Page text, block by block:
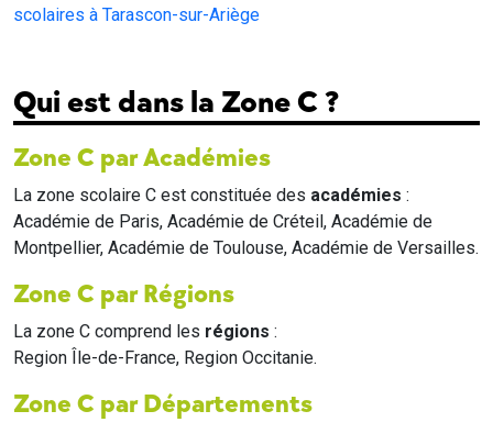
scolaires à Tarascon-sur-Ariège
Qui est dans la Zone C ?
Zone C par Académies
La zone scolaire C est constituée des académies :
Académie de Paris, Académie de Créteil, Académie de
Montpellier, Académie de Toulouse, Académie de Versailles.
Zone C par Régions
La zone C comprend les régions :
Region Île-de-France, Region Occitanie.
Zone C par Départements